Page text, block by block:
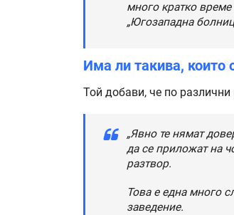
много кратко
„Югозападна
Има ли такива, които
Той добави, че по
„Явно те нямат
да се приложат на
разтвор.
Това е една много
заведение.